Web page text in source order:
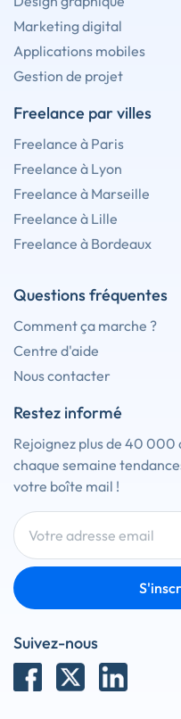
Marketing digital
Applications mobiles
Gestion de projet
Freelance par villes
Freelance à Paris
Freelance à Lyon
Freelance à Marseille
Freelance à Lille
Freelance à Bordeaux
Questions fréquentes
Comment ça marche ?
Centre d'aide
Nous contacter
Restez informé
Rejoignez plus de 40 000
chaque semaine
votre boîte mail !
Suivez-nous